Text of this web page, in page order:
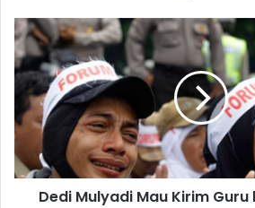
Dedi
Mulyadi
Mau
Kirim
Guru
ke
Barak
Militer
Dedi Mulyadi Mau Kirim Guru